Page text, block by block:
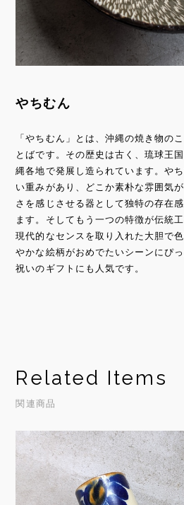
やちむん
「やちむん」とは、沖縄の焼き物の
とばです。その歴史は古く、琉球王
縄各地で発展し造られています。や
い重みがあり、どこか素朴な雰囲気
さを感じさせる器として独特の存在
ます。そしてもう一つの特徴が伝統
現代的なセンスを取り入れた大胆で
やかな絵柄がおめでたいシーンにぴ
祝いのギフトにも人気です。
Related Items
関連商品